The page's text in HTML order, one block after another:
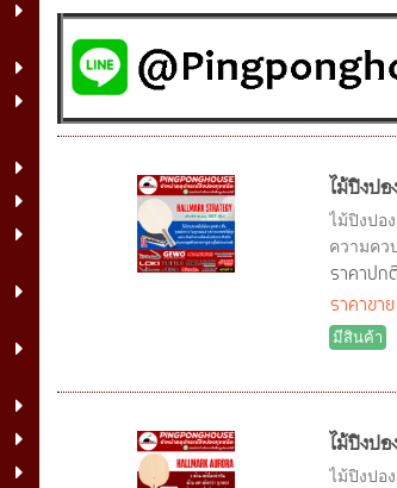
ไม้ปิงปอ
ไม้ปิงปอ
ความคว
ราคาปกติ
ราคาขาย
มีสินค้า
ไม้ปิงปอ
ไม้ปิงปอ